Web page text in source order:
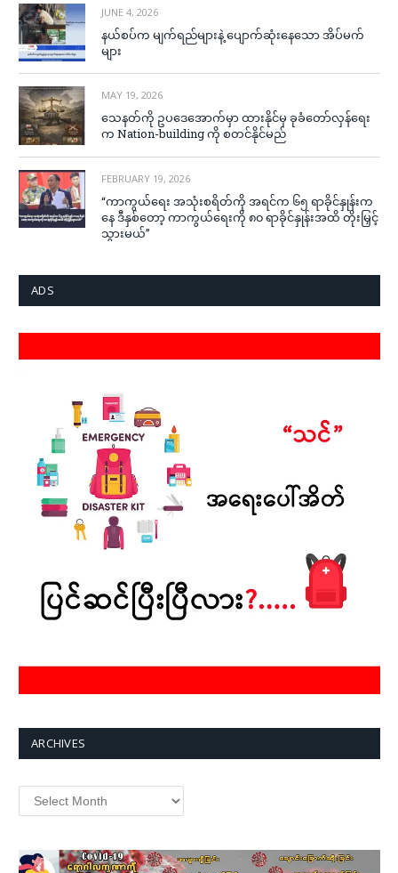
JUNE 4, 2026
နယ်စပ်က မျက်ရည်များနဲ့ ပျောက်ဆုံးနေသော အိပ်မက်
များ
MAY 19, 2026
သေနတ်ကို ဥပဒေအောက်မှာ ထားနိုင်မှ ခုခံတော်လှန်ရေး
က Nation-building ကို စတင်နိုင်မည်
FEBRUARY 19, 2026
“ကာကွယ်ရေး အသုံးစရိတ်ကို အရင်က ၆၅ ရာခိုင်နှုန်းက
နေ ဒီနှစ်တော့ ကာကွယ်ရေးကို ၈၀ ရာခိုင်နှုန်းအထိ တိုးမြှင့်
သွားမယ်”
ADS
ARCHIVES
Archives